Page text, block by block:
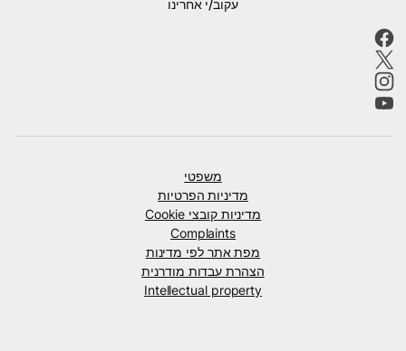
עקוב/י אחרינו
משפטי
מדיניות הפרטיות
מדיניות קובצי Cookie
Complaints
מפת אתר לפי מדינות
הצהרת עבדות מודרנית
Intellectual property